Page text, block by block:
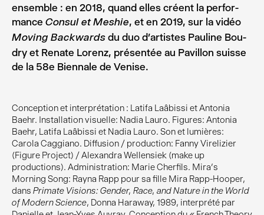
Conception et interprétation : Latifa Laâbissi et Antonia
Baehr. Installation visuelle: Nadia Lauro. Figures: Antonia
Baehr, Latifa Laâbissi et Nadia Lauro. Son et lumières:
Carola Caggiano. Diffusion / production: Fanny Virelizier
(Figure Project) / Alexandra Wellensiek (make up
productions). Administration: Marie Cherfils. Mira’s
Morning Song: Rayna Rapp pour sa fille Mira Rapp-Hooper,
dans Primate Visions: Gender, Race, and Nature in the World
of Modern Science, Donna Haraway, 1989, interprété par
ensemble : en 2018, quand elles créent la per­for­
mance Consul et Meshie, et en 2019, sur la vidéo
Moving Back­wards du duo d’artistes Pau­line Bou­
dry et Renate Lorenz, pré­sen­tée au Pavillon suisse
de la 58e Bien­nale de Venise.